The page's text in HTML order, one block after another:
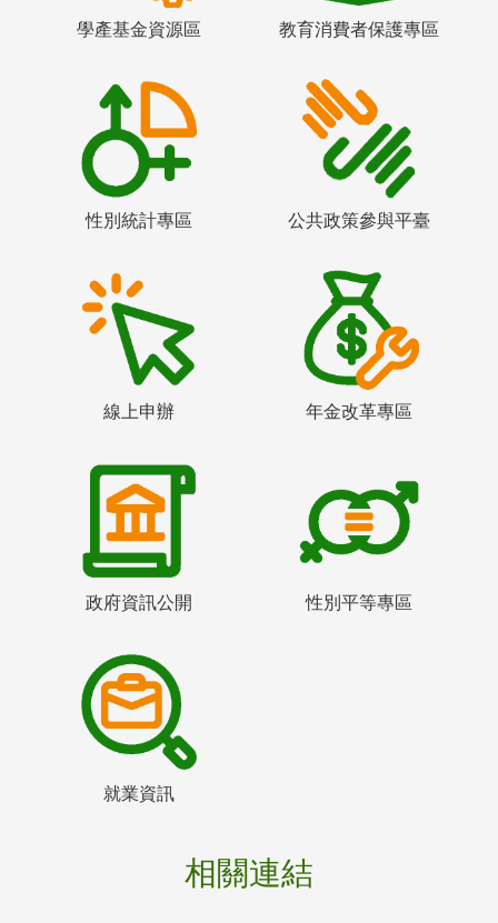
學產基金資源區 教育消費者保護專區
性別統計專區 公共政策參與平臺
線上申辦 年金改革專區
政府資訊公開 性別平等專區
就業資訊
相關連結